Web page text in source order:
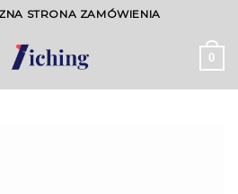
STRONA ZAMÓWIENIA
0